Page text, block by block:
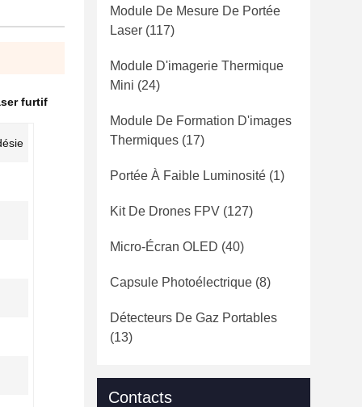
furtif
Module De Mesure De Portée
Laser (117)
Module D'imagerie Thermique
Mini (24)
Module De Formation D'images
Thermiques (17)
Portée À Faible Luminosité (1)
Kit De Drones FPV (127)
Micro-Écran OLED (40)
Capsule Photoélectrique (8)
Détecteurs De Gaz Portables
(13)
Contacts